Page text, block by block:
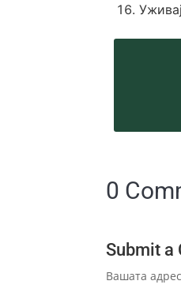
0
Submit a
Вашата